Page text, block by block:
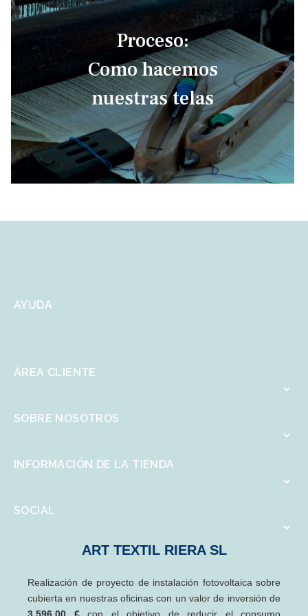
Proceso:
Como hacemos
nuestras telas
AYUDA
ÁREA CLIENTE

SOBRE NOSOTROS

INFORMACIÓN DE LA TIENDA

SOCIAL

ART TEXTIL RIERA SL
Realización de proyecto de instalación fotovoltaica sobre
cubierta en nuestras oficinas con un valor de inversión de